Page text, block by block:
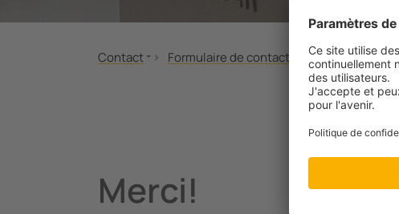
Contact
Formulaire de contact merci
Merci!